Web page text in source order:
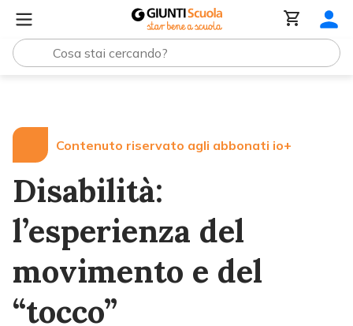
Contenuto riservato agli abbonati io+
Disabilità:
l’esperienza del
movimento e del
“tocco”